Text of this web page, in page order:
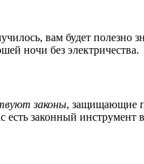
вам будет полезно
ночи без электричества.
законы, защищающие
законный инструмент